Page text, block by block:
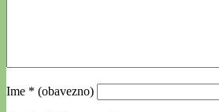
Ime * (obavezno)